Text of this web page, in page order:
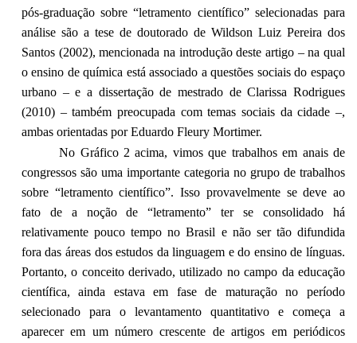
pós-graduação sobre “letramento científico” selecionadas para
análise são a tese de doutorado de Wildson Luiz Pereira dos
Santos (2002), mencionada na introdução deste artigo – na qual
o ensino de química está associado a questões sociais do espaço
urbano – e a dissertação de mestrado de Clarissa Rodrigues
(2010) – também preocupada com temas sociais da cidade –,
ambas orientadas por Eduardo Fleury Mortimer.
No Gráfico 2 acima, vimos que trabalhos em anais de
congressos são uma importante categoria no grupo de trabalhos
sobre “letramento científico”. Isso provavelmente se deve ao
fato de a noção de “letramento” ter se consolidado há
relativamente pouco tempo no Brasil e não ser tão difundida
fora das áreas dos estudos da linguagem e do ensino de línguas.
Portanto, o conceito derivado, utilizado no campo da educação
científica, ainda estava em fase de maturação no período
selecionado para o levantamento quantitativo e começa a
aparecer em um número crescente de artigos em periódicos